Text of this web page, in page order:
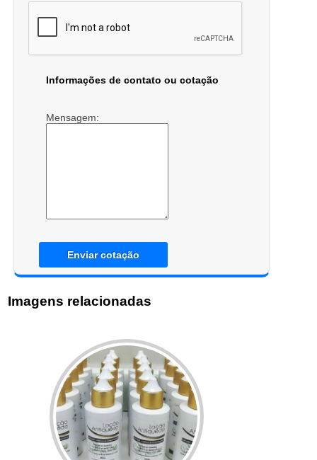
Informações de contato ou cotação
Mensagem:
Enviar cotação
Imagens relacionadas